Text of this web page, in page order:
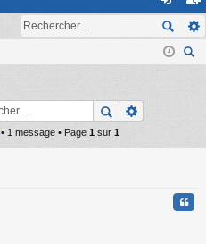
on
ne
ns
cri
• 1 message • Page 1 sur 1